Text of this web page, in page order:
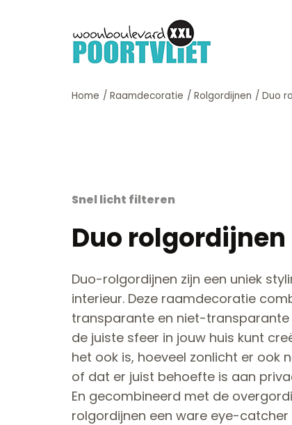
Home / Raamdecoratie / Rolgordijnen / Duo
Snel licht filteren
Duo rolgordijnen
Duo-rolgordijnen zijn een uniek
interieur. Deze raamdecoratie
transparante en niet-
de juiste sfeer in jouw huis kunt
het ook is, hoeveel zonlicht er ook
of dat er juist behoefte is aan
En gecombineerd met de
rolgordijnen een ware eye-catcher